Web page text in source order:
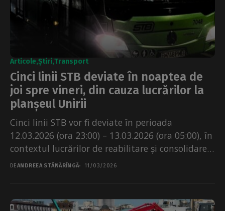
Articole Știri Transport
Cinci linii STB deviate în noaptea de
joi spre vineri, din cauza lucrărilor la
planșeul Unirii
Cinci linii STB vor fi deviate în perioada
12.03.2026 (ora 23:00) – 13.03.2026 (ora 05:00), în
contextul lucrărilor de reabilitare și consolidare
a...
DEANDREEA STĂNĂRÎNGĂ 11/03/2026